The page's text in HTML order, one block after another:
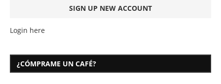
Login here
¿CÓMPRAME UN CAFÉ?